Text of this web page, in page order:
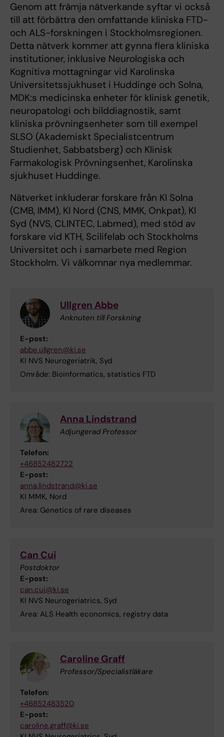
Genom att främja nätverkande syftar vi också
till att förbättra den omfattande kliniska FTD-
och ALS-forskningen i Stockholmsregionen.
Detta nätverk kommer att gynna flera kliniska
institutioner, inklusive Neurologiska och
Kognitiva mottagningar vid Karolinska
Universitetssjukhuset i Huddinge och Solna,
MDK:s medicinska enheter för klinisk genetik,
neuropatologi och bilddiagnostik, samt
kliniska prövningsenheter som till exempel
SLSO (Akademiskt Specialistcentrum
Studienhet, Sabbatsberg) och Klinisk
Farmakologisk Prövningsenhet, Karolinska
sjukhuset Huddinge.
Nätverket inkluderar forskare från KI Solna
(CMB, IMM), KI Nord (CNS, MMK, Onkpat), KI
Syd (NVS, CLINTEC, Labmed), med stöd av
forskare vid KTH, Scilifelab och Stockholms
Universitet och i samarbete med Region
Stockholm. Vi välkomnar nya medlemmar.
Ullgren Abbe
Anknuten till Forskning
E-post:
abbe.ullgren@ki.se
KI NVS Neurogeriatrik, Syd
Område: Bioinformatics, statistics FTD
Anna Lindstrand
Adjungerad Professor
Telefon:
+46852482722
E-post:
anna.lindstrand@ki.se
KI MMK, Nord
Area: Genetics of rare diseases
Can Cui
Postdoktor
E-post:
can.cui@ki.se
KI NVS Neurogeriatrics, Syd
Area: ALS Health economics, registry data
Caroline Graff
Professor/Specialistläkare
Telefon:
+46852483520
E-post:
caroline.graff@ki.se